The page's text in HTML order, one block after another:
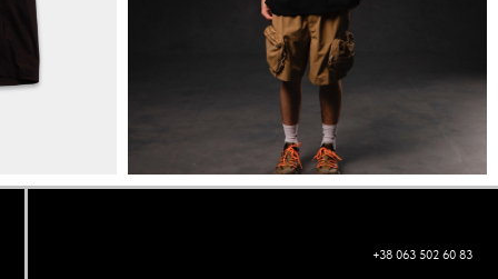
КИЇВ, ВАЛЕРІЯ ЛОБАНОВСЬКОГО 9/1
ORDER@DISTANCE.COM.UA
TELEGRAM: @DISTANCE_UA